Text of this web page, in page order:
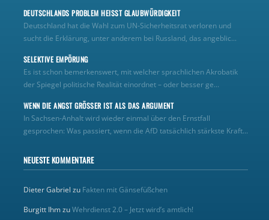
DEUTSCHLANDS PROBLEM HEISST GLAUBWÜRDIGKEIT
Deutschland hat die Wahl zum UN‑Sicherheitsrat verloren und
sucht die Erklärung, unter anderem bei Russland, das angeblic...
SELEKTIVE EMPÖRUNG
Es ist schon bemerkenswert, mit welcher sprachlichen Akrobatik
der Spiegel politische Realität einordnet – oder besser ge...
WENN DIE ANGST GRÖSSER IST ALS DAS ARGUMENT
In Sachsen-Anhalt wird wieder einmal über den Ernstfall
gesprochen: Was passiert, wenn die AfD tatsächlich stärkste Kraft...
NEUESTE KOMMENTARE
Dieter Gabriel zu Fakten mit Gänsefüßchen
Burgitt IhmzuWehrdienst 2.0 – Jetzt wird’s amtlich!